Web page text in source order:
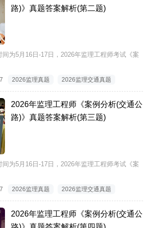
路)》真题答案解析(第二题)
为5月16日-17日，2026年监理工程师考试《案
2026监理真题 2026监理交通真题
2026年监理工程师《案例分析(交通公
路)》真题答案解析(第三题)
为5月16日-17日，2026年监理工程师考试《案
2026监理真题 2026监理交通真题
2026年监理工程师《案例分析(交通公